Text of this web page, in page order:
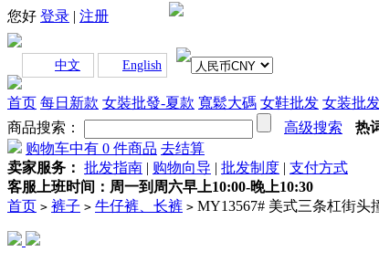
您好 登录 | 注册
中文 English
首页 每日新款 女裝批發-夏款 寬鬆大碼 女鞋批发 女装批
商品搜索：
高级搜索 热
购物车中有 0 件商品 去结算
卖家服务： 批发指南 | 购物向导 | 批发制度 | 支付方式
客服上班时间：周一到周六早上10:00-晚上10:30
首页 > 裤子 > 牛仔裤、长裤 > MY13567# 美式三条杠街